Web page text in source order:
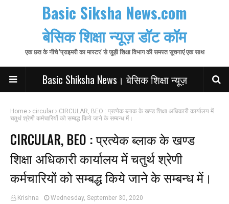
Basic Siksha News.com
बेसिक शिक्षा न्यूज़ डॉट कॉम
एक छत के नीचे 'प्राइमरी का मास्टर' से जुड़ी शिक्षा विभाग की समस्त सूचनाएं एक साथ
Basic Shiksha News। बेसिक शिक्षा न्यूज़
Home circular
CIRCULAR, BEO : प्रत्येक ब्लाक के खण्ड शिक्षा अधिकारी कार्यालय में
चतुर्थ श्रेणी कर्मचारियों को सम्बद्ध किये जाने के सम्बन्ध में।
CIRCULAR, BEO : प्रत्येक ब्लाक के खण्ड
शिक्षा अधिकारी कार्यालय में चतुर्थ श्रेणी
कर्मचारियों को सम्बद्ध किये जाने के सम्बन्ध में।
Krishna Wednesday, September 30, 2020